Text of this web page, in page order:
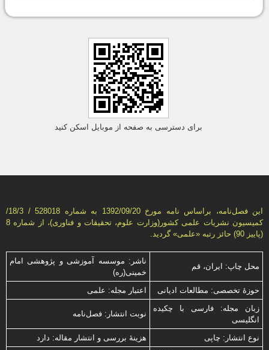
برای دسترسی به صفحه از موبایل اسکن کنید
این فصل‌نامه، براساس نامه مورخ 1392/09/20 به شماره 528018 / 18/3/
كمیسیون نشریات علمی كشور(وزارت علوم، تحقیقات و فناوری)، از شماره 8
(پاییز 90) حائز رتبه «علمی» گردید.
محل چاپ: ایران، قم
ناشر: موسسه آموزشی و پژوهشی امام
خمینی(ره)
حوزۀ تخصصی: مطالعات ادیانی
اعتبار مجله: علمی
زبان مجله: فارسی با چكیده
انگلیسی
نوبت انتشار: فصل‌نامه
نوع انتشار: چاپی
هزینۀ بررسی و انتشار مقاله: دارد